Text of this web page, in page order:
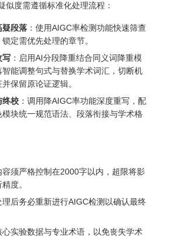
似度需遵循标准化处理流程：
疑段落：使用AIGC率检测功能快速筛查
定需优先处理的章节。
写：启用AI分段降重结合同义词降重模
能调整句式与替换学术词汇，切断机
保留原论证逻辑。
终校：调用降AIGC率功能深度重写，配
块统一规范语法、段落衔接与学术格
容须严格控制在2000字以内，超限将影
度。
理后务必重新进行AIGC检测以确认最终
心实验数据与专业术语，以免丧失学术